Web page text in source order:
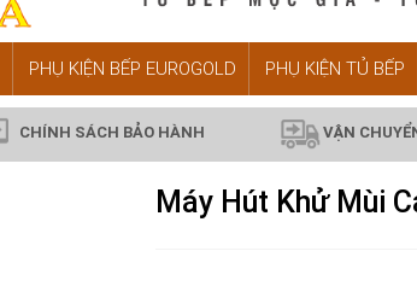
PHỤ KIỆN BẾP EUROGOLD PHỤ KIỆN TỦ BẾP
CHÍNH SÁCH BẢO HÀNH VẬN
Máy Hút Khử Mùi